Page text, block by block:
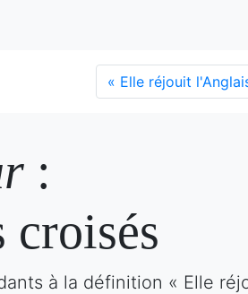
« Elle réjouit
:
à la définition « Elle